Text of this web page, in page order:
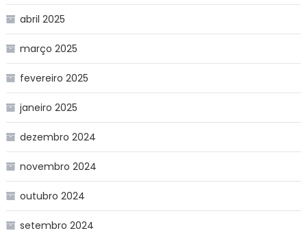
abril 2025
março 2025
fevereiro 2025
janeiro 2025
dezembro 2024
novembro 2024
outubro 2024
setembro 2024